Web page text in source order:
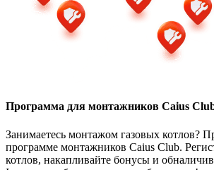
Программа для монтажников Caius
Занимаетесь монтажом газовых котлов?
программе монтажников Caius Club.
котлов, накапливайте бонусы и